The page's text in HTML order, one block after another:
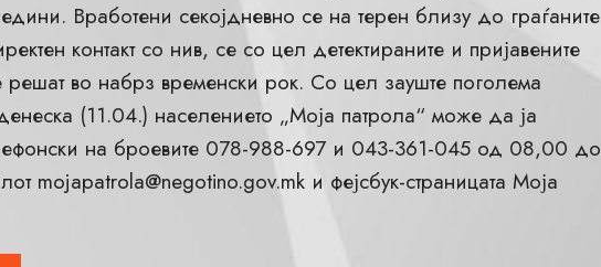
Вработени секојдневно се на терен близу до граѓаните
контакт со нив, се со цел детектираните и пријавените
во набрз временски рок. Со цел зауште поголема
(11.04.) населението „Моја патрола“ може да ја
на броевите 078-988-697 и 043-361-045 од 08,00 до
mojapatrola@negotino.gov.mk и фејсбук-страницата Моја